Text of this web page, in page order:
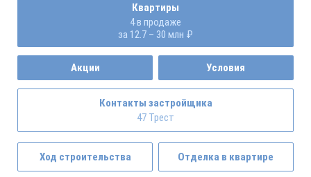
Квартиры
4 в продаже
за 12.7 – 30 млн ₽
Акции Условия
Контакты застройщика
47 Трест
Ход строительства Отделка в квартире